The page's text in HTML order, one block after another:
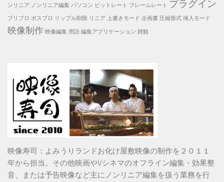
ンリニア ノンリニア編集 パソコン ビットレート フレームレート プラグイン
プリプロ ポスプロ リップル削除 リニア 上書きモード 企画書 圧縮形式 挿入モード
映像制作 映像編集 用語 編集アプリケーション 雑観
映像寿司：よみうりランドお化け屋敷映像の制作を２０１１
年から担当。その他映画やVシネマのオフライン編集・効果整
音、または予告映像など主にノンリニア編集を扱う業務を行